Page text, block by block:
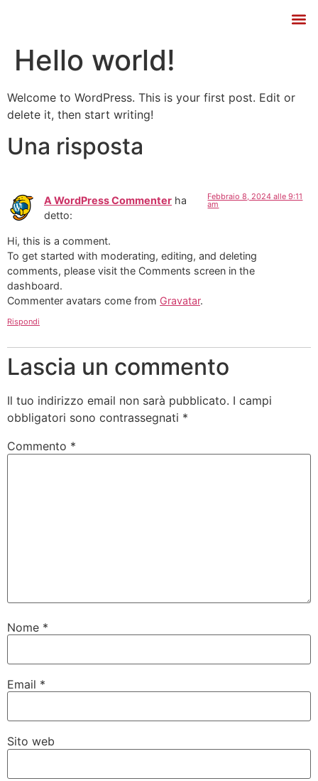
Hello world!
Welcome to WordPress. This is your first post. Edit or
delete it, then start writing!
Una risposta
A WordPress Commenter ha
detto:
Febbraio 8, 2024 alle 9:11
am
Hi, this is a comment.
To get started with moderating, editing, and deleting
comments, please visit the Comments screen in the
dashboard.
Commenter avatars come from Gravatar.
Rispondi
Lascia un commento
Il tuo indirizzo email non sarà pubblicato. I campi
obbligatori sono contrassegnati *
Commento *
Nome *
Email *
Sito web